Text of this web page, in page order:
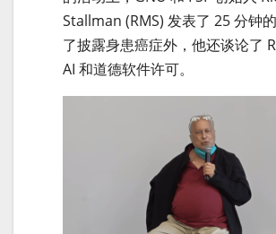
Stallman (RMS) 发表了 25 分钟
了披露身患癌症外，他还谈论了
AI 和道德软件许可。